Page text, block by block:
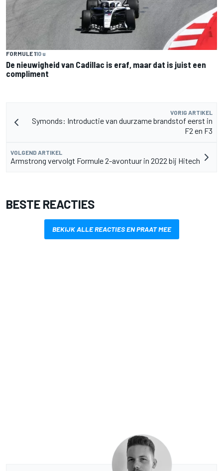
FORMULE 110 u
De nieuwigheid van Cadillac is eraf, maar dat is juist een
compliment
VORIG ARTIKEL
Symonds: Introductie van duurzame brandstof eerst in
F2 en F3
VOLGEND ARTIKEL
Armstrong vervolgt Formule 2-avontuur in 2022 bij Hitech
BESTE REACTIES
BEKIJK ALLE REACTIES EN PRAAT MEE